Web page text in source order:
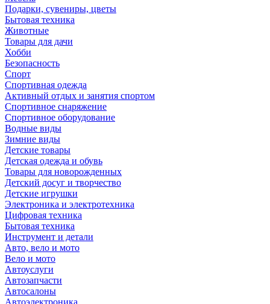
Подарки, сувениры, цветы
Бытовая техника
Животные
Товары для дачи
Хобби
Безопасность
Спорт
Спортивная одежда
Активный отдых и занятия спортом
Спортивное снаряжение
Спортивное оборудование
Водные виды
Зимние виды
Детские товары
Детская одежда и обувь
Товары для новорожденных
Детский досуг и творчество
Детские игрушки
Электроника и электротехника
Цифровая техника
Бытовая техника
Инструмент и детали
Авто, вело и мото
Вело и мото
Автоуслуги
Автозапчасти
Автосалоны
Автоэлектроника